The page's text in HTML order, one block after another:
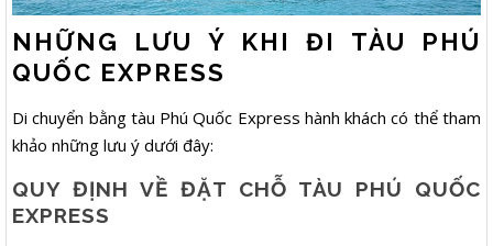
NHỮNG LƯU Ý KHI ĐI TÀU PHÚ
QUỐC EXPRESS
Di chuyển bằng tàu Phú Quốc Express hành khách có thể tham
khảo những lưu ý dưới đây:
QUY ĐỊNH VỀ ĐẶT CHỖ TÀU PHÚ QUỐC
EXPRESS